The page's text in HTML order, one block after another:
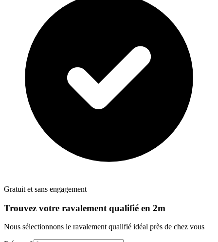
Gratuit et sans engagement
Trouvez votre ravalement qualifié en 2m
Nous sélectionnons le ravalement qualifié idéal près de chez vous